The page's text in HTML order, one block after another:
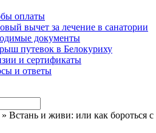
оплаты
вычет за лечение в санатории
документы
путевок в Белокуриху
и сертификаты
и ответы
» Встань и живи: или как бороться